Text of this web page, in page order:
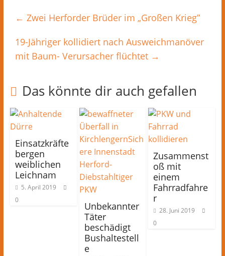
← Zwei Herforder Brüder im „Großen Krieg”
19-Jähriger kollidiert nach Ausweichmanöver
mit Baum- Verursacher flüchtet →
Das könnte dir auch gefallen
Einsatzkräfte
bergen
weiblichen
Leichnam
5. April 2019
0
Unbekannter
Täter
beschädigt
Bushaltestell
e
Zusammenst
oß mit
einem
Fahrradfahre
r
28. Juni 2019
0